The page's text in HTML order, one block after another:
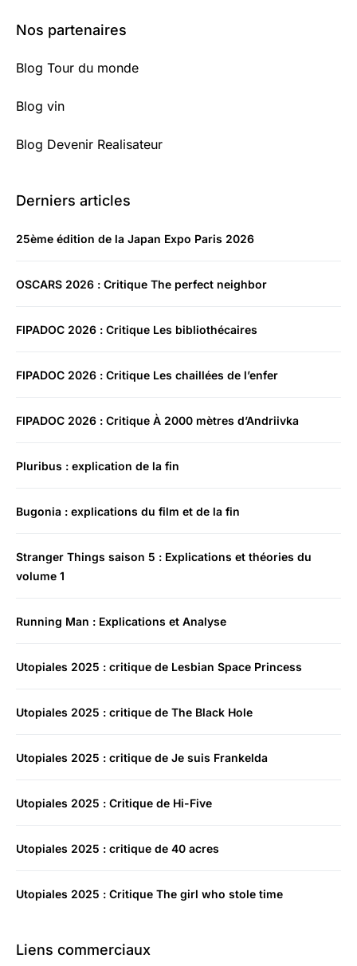
Nos partenaires
Blog Tour du monde
Blog vin
Blog Devenir Realisateur
Derniers articles
25ème édition de la Japan Expo Paris 2026
OSCARS 2026 : Critique The perfect neighbor
FIPADOC 2026 : Critique Les bibliothécaires
FIPADOC 2026 : Critique Les chaillées de l’enfer
FIPADOC 2026 : Critique À 2000 mètres d’Andriivka
Pluribus : explication de la fin
Bugonia : explications du film et de la fin
Stranger Things saison 5 : Explications et théories du
volume 1
Running Man : Explications et Analyse
Utopiales 2025 : critique de Lesbian Space Princess
Utopiales 2025 : critique de The Black Hole
Utopiales 2025 : critique de Je suis Frankelda
Utopiales 2025 : Critique de Hi-Five
Utopiales 2025 : critique de 40 acres
Utopiales 2025 : Critique The girl who stole time
Liens commerciaux